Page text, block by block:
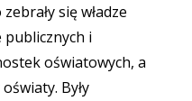
się władze
i
oświatowych, a
Były